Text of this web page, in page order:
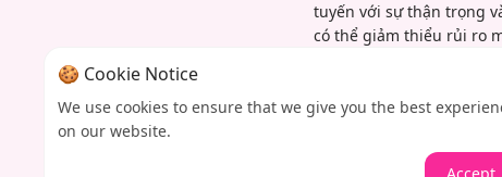
tuyến với sự thận trọng
có thể giảm thiểu rủi ro
Các cách tiếp cận sáng
tưởng vào linh cảm khi
rằng đằng sau mỗi lần
🍪 Cookie Notice
We use cookies to ensure that we give you the best
on our website.